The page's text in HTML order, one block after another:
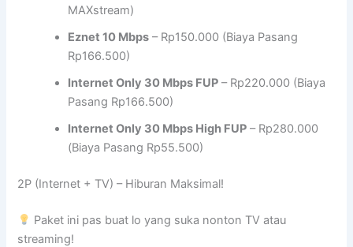
MAXstream)
Eznet 10 Mbps – Rp150.000 (Biaya Pasang
Rp166.500)
Internet Only 30 Mbps FUP – Rp220.000 (Biaya
Pasang Rp166.500)
Internet Only 30 Mbps High FUP – Rp280.000
(Biaya Pasang Rp55.500)
2P (Internet + TV) – Hiburan Maksimal!
Paket ini pas buat lo yang suka nonton TV atau
streaming!